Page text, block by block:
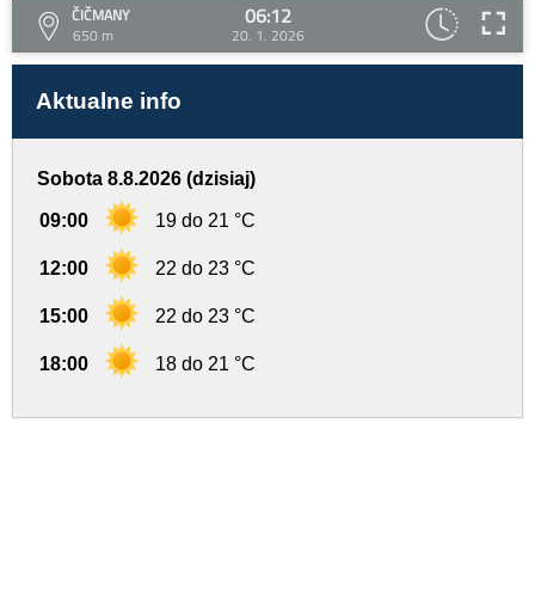
ČIČMANY
650 m
06:12
20. 1. 2026
Aktualne info
Sobota 8.8.2026 (dzisiaj)
09:00 19 do 21 °C
12:00 22 do 23 °C
15:00 22 do 23 °C
18:00 18 do 21 °C